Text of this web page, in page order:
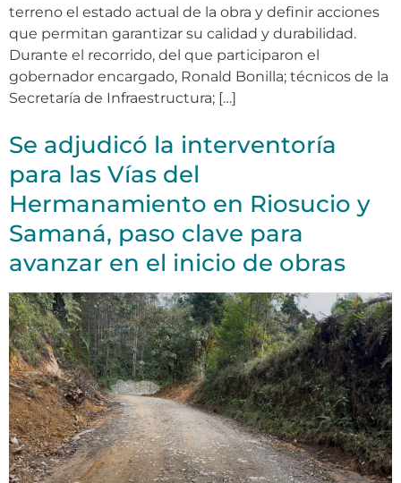
terreno el estado actual de la obra y definir acciones
que permitan garantizar su calidad y durabilidad.
Durante el recorrido, del que participaron el
gobernador encargado, Ronald Bonilla; técnicos de la
Secretaría de Infraestructura; […]
Se adjudicó la interventoría
para las Vías del
Hermanamiento en Riosucio y
Samaná, paso clave para
avanzar en el inicio de obras